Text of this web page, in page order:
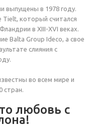
выпущены в 1978 году.
который считался
в XIII-XVI веках.
Balta Group Ideco, а свое
слияния с
во всем мире и
стран.
любовь с